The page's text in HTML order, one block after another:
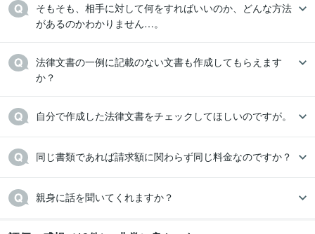
そもそも、相手に対して何をすればいいのか、どんな方法
があるのかわかりません…。
法律文書の一例に記載のない文書も作成してもらえます
か？
自分で作成した法律文書をチェックしてほしいのですが。
同じ書類であれば請求額に関わらず同じ料金なのですか？
親身に話を聞いてくれますか？